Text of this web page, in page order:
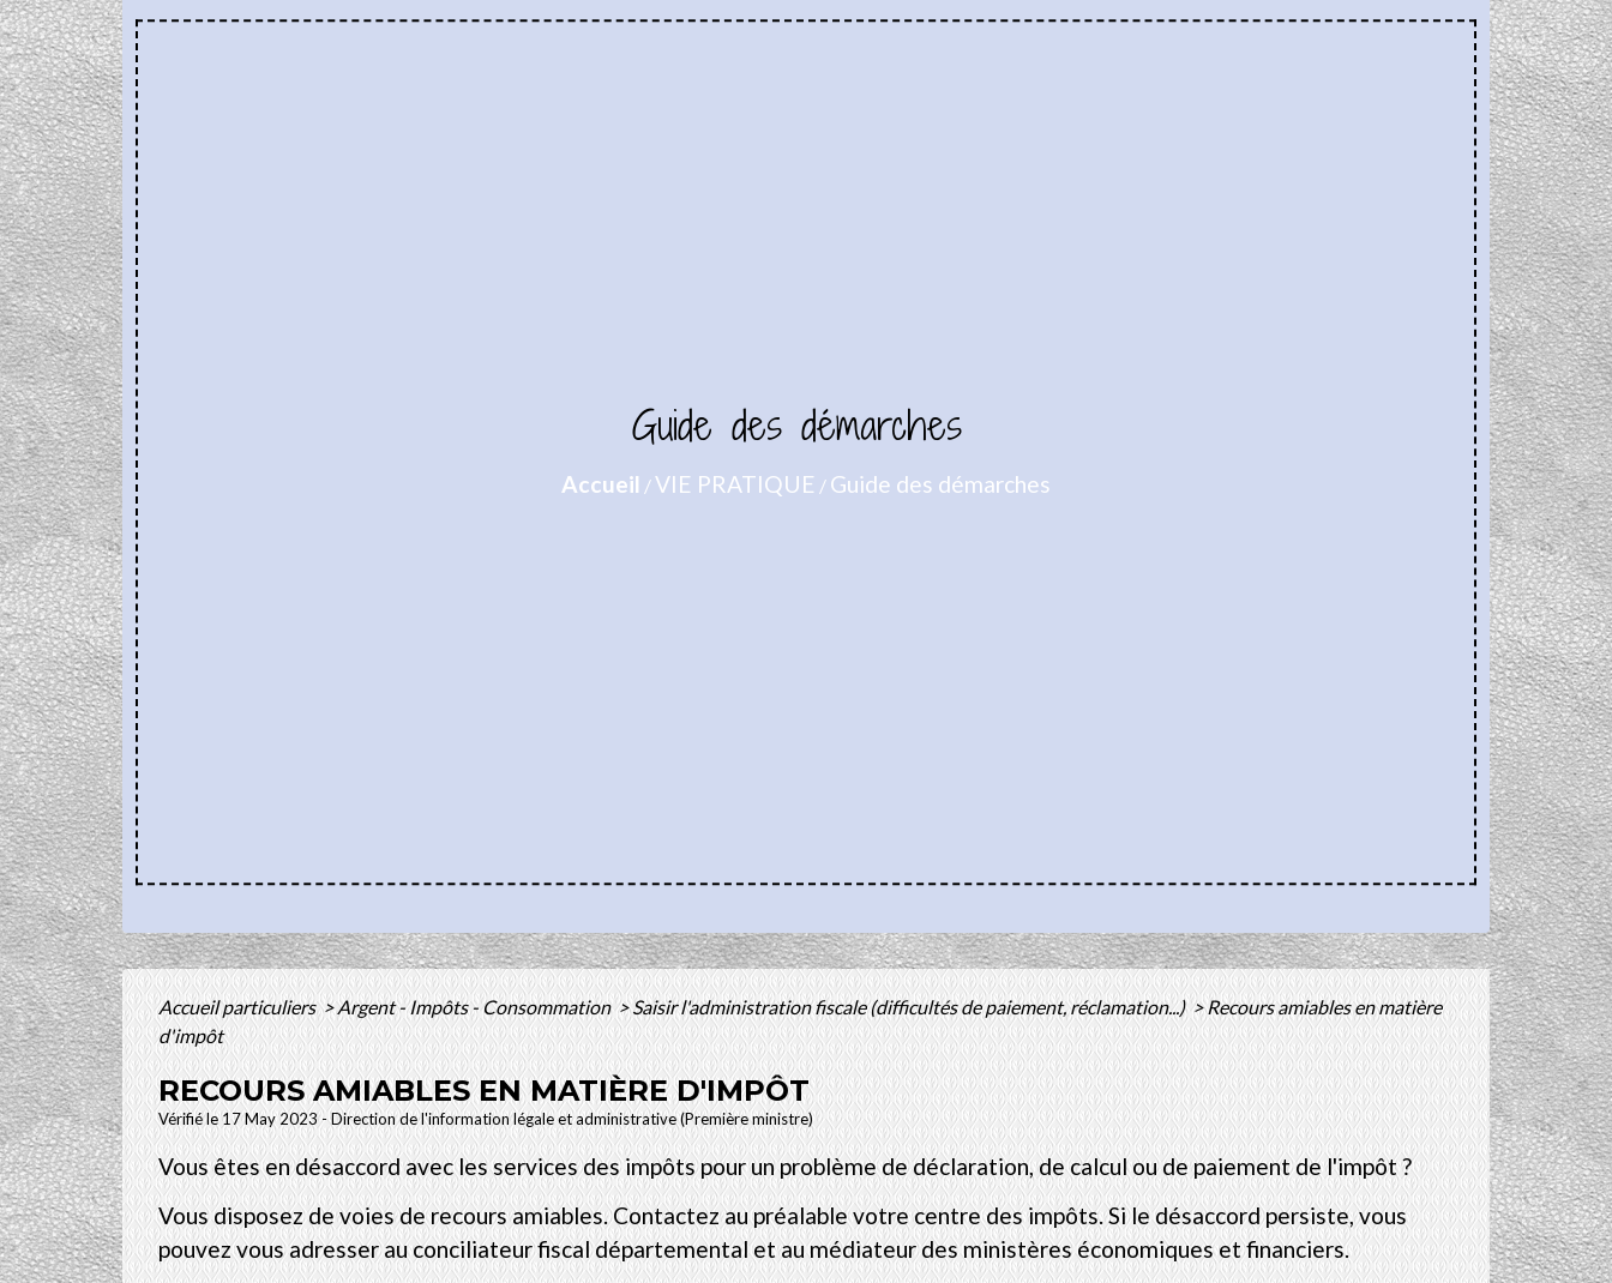
Guide des démarches
Accueil /VIE PRATIQUE / Guide des démarches
Accueil particuliers> Argent - Impôts - Consommation > Saisir l'administration fiscale (difficultés de paiement, réclamation...) > Recours amiables en matière
d'impôt
RECOURS AMIABLES EN MATIÈRE D'IMPÔT
Vérifié le 17 May 2023 - Direction de l'information légale et administrative (Première ministre)
Vous êtes en désaccord avec les services des impôts pour un problème de déclaration, de calcul ou de paiement de l'impôt ?
Vous disposez de voies de recours amiables. Contactez au préalable votre centre des impôts. Si le désaccord persiste, vous
pouvez vous adresser au conciliateur fiscal départemental et au médiateur des ministères économiques et financiers.